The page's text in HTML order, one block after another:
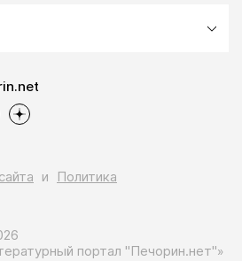
портал "Печорин.нет"»
и
Политика